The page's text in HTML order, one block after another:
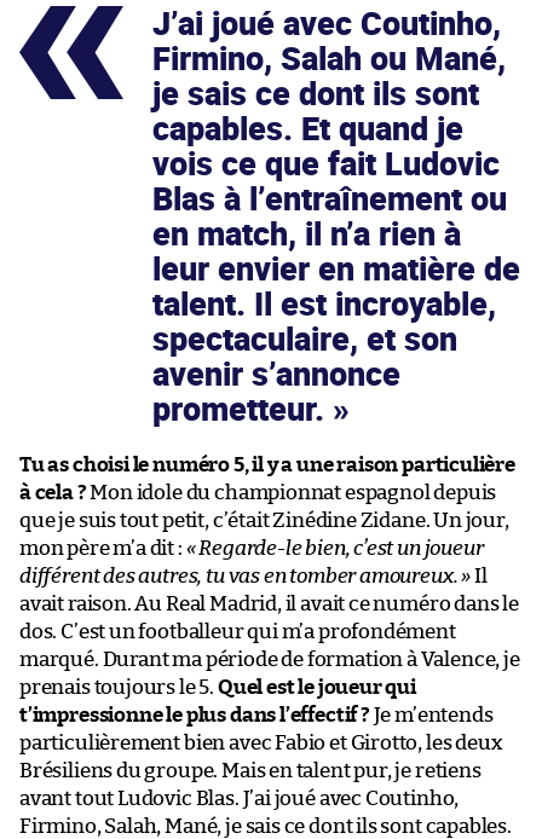
J’ai joué avec Coutinho,
Firmino, Salah ou Mané,
je sais ce dont ils sont
capables. Et quand je
vois ce que fait Ludovic
Blas à l’entraînement ou
en match, il n’a rien à
leur envier en matière de
talent. Il est incroyable,
spectaculaire, et son
avenir s’annonce
prometteur.
Tu as choisi le numéro 5, il y a une raison particulière
à cela ?Mon idole du championnat espagnol depuis
que je suis tout petit, c’était Zinédine Zidane. Un jour,
mon père m’a dit : « Regarde-le bien, c’est un joueur
différent des autres, tu vas en tomber amoureux. »Il
avait raison. Au Real Madrid, il avait ce numéro dans le
dos. C’est un footballeur qui m’a profondément
marqué. Durant ma période de formation à Valence, je
prenais toujours le 5. Quel est le joueur qui
t’impressionne le plus dans l’effectif ? Je m’entends
particulièrement bien avec Fabio et Girotto, les deux
Brésiliens du groupe. Mais en talent pur, je retiens
avant tout Ludovic Blas. J’ai joué avec Coutinho,
Firmino, Salah, Mané, je sais ce dont ils sont capables.